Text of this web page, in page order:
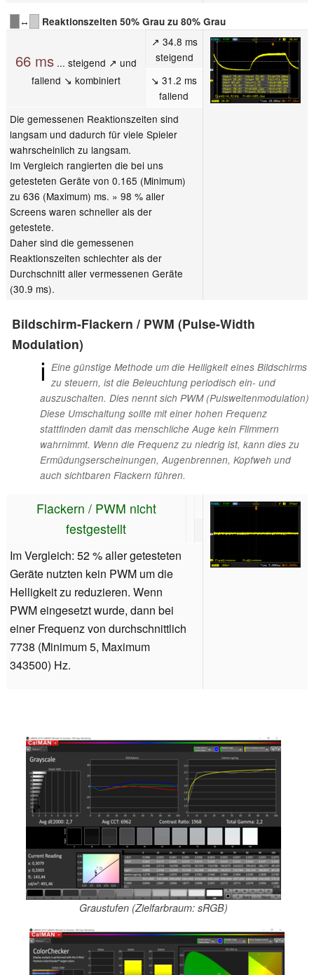
↔ Reaktionszeiten 50% Grau zu 80% Grau
66 ms... steigend ↗ und
fallend ↘ kombiniert
↗ 34.8 ms
steigend
↘ 31.2 ms
fallend
Die gemessenen Reaktionszeiten sind
langsam und dadurch für viele Spieler
wahrscheinlich zu langsam.
Im Vergleich rangierten die bei uns
getesteten Geräte von 0.165 (Minimum)
zu 636 (Maximum) ms. » 98 % aller
Screens waren schneller als der
getestete.
Daher sind die gemessenen
Reaktionszeiten schlechter als der
Durchschnitt aller vermessenen Geräte
(30.9 ms).
Bildschirm-Flackern / PWM (Pulse-Width
Modulation)
ℹ Eine günstige Methode um die Helligkeit eines Bildschirms
zu steuern, ist die Beleuchtung periodisch ein- und
auszuschalten. Dies nennt sich PWM (Pulsweitenmodulation)
Diese Umschaltung sollte mit einer hohen Frequenz
stattfinden damit das menschliche Auge kein Flimmern
wahrnimmt. Wenn die Frequenz zu niedrig ist, kann dies zu
Ermüdungserscheinungen, Augenbrennen, Kopfweh und
auch sichtbaren Flackern führen.
Flackern / PWM nicht
festgestellt
Im Vergleich: 52 % aller getesteten
Geräte nutzten kein PWM um die
Helligkeit zu reduzieren. Wenn
PWM eingesetzt wurde, dann bei
einer Frequenz von durchschnittlich
7738 (Minimum 5, Maximum
343500) Hz.
Graustufen (Zielfarbraum: sRGB)